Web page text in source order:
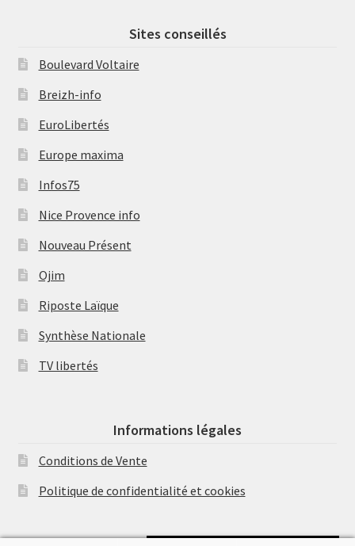
Sites conseillés
Boulevard Voltaire
Breizh-info
EuroLibertés
Europe maxima
Infos75
Nice Provence info
Nouveau Présent
Ojim
Riposte Laïque
Synthèse Nationale
TV libertés
Informations légales
Conditions de Vente
Politique de confidentialité et cookies